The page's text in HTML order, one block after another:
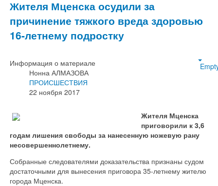
Жителя Мценска осудили за
причинение тяжкого вреда здоровью
16-летнему подростку
Информация о материале
Нонна АЛМАЗОВА
ПРОИСШЕСТВИЯ
22 ноября 2017
Жителя Мценска
приговорили к 3,6
годам лишения свободы за нанесенную ножевую рану
несовершеннолетнему.
Собранные следователями доказательства признаны судом
достаточными для вынесения приговора 35-летнему жителю
города Мценска.